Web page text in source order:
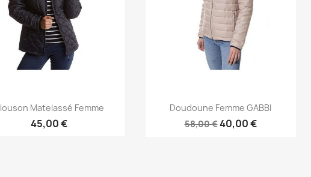
Aperçu rapide
Matelassé Femme
45,00 €
Aperçu rapide
Doudoune Femme GABBI
58,00 €40,00 €